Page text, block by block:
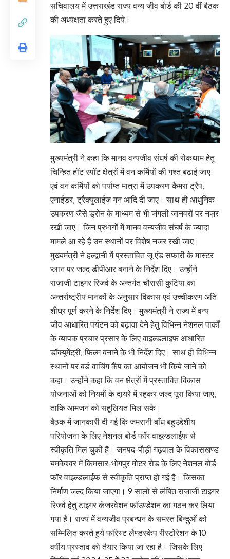
सचिवालय में उत्तराखंड राज्य वन्य जीव बोर्ड की 20 वीं बैठक
की अध्यक्षता करते हुए दिये।
मुख्यमंत्री ने कहा कि मानव वन्यजीव संघर्ष की रोकथाम हेतु
चिन्हित हॉट स्पॉट क्षेत्रों में वन कर्मियों की गश्त बढाई जाए
एवं वन कर्मियों को पर्याप्त मात्रा में उपकरण कैमरा ट्रैप,
एनाईडर, ट्रैक्युलाईज गन आदि दी जाए। साथ ही आधुनिक
उपकरण जैसे ड्रोन के माध्यम से भी जंगली जानवरों पर नज़र
रखी जाए। जिन प्रभागों में मानव वन्यजीव संघर्ष के ज्यादा
मामले आ रहे हैं उन स्थानों पर विशेष नजर रखी जाए।
मुख्यमंत्री ने हल्द्वानी में प्रस्तावित जू एंड सफारी के मास्टर
प्लान पर जल्द डीपीआर बनाने के निर्देश दिए। उन्होंने
राजाजी टाइगर रिजर्व के अन्तर्गत चौरासी कुटिया का
अन्तर्राष्ट्रीय मानकों के अनुसार विकास एवं उच्चीकरण अति
शीघ्र पूर्ण करने के निर्देश दिए। मुख्यमंत्री ने राज्य में वन्य
जीव आधारित पर्यटन को बढ़ावा देने हेतु विभिन्न नेशनल पार्कों
के व्यापक प्रचार प्रसार के लिए वाइल्डलाइफ आधारित
डॉक्यूमेंट्री, फिल्म बनाने के भी निर्देश दिए। साथ ही विभिन्न
स्थानों पर बर्ड वाचिंग कैंप का आयोजन भी किये जाने को
कहा। उन्होंने कहा कि वन क्षेत्रों में प्रस्तावित विकास
योजनाओं को नियमों के दायरे में रहकर जल्द पूरा किया जाए,
ताकि आमजन को सहूलियत मिल सके।
बैठक में जानकारी दी गई कि जमरानी बाँध बहुउद्देशीय
परियोजना के लिए नेशनल बोर्ड फॉर वाइल्डलाईफ से
स्वीकृति मिल चुकी है। जनपद-पौड़ी गढ़वाल के विकासखण्ड
यमकेश्वर में किमसार-भोगपुर मोटर रोड के लिए नेशनल बोर्ड
फॉर वाइल्डलाईफ से स्वीकृति प्राप्त हो गई है। जिसका
निर्माण जल्द किया जाएगा। 9 सालों से लंबित राजाजी टाइगर
रिजर्व हेतु टाइगर कंजरवेशन फॉउण्डेशन का गठन कर लिया
गया है। राज्य में वन्यजीव प्रबन्धन के समस्त बिन्दुओं को
सम्मिलित करते हुये फॉरेस्ट लैण्डस्केप रीस्टोरेशन के 10
वर्षीय प्रस्ताव को तैयार किया जा रहा है। जिसके लिए